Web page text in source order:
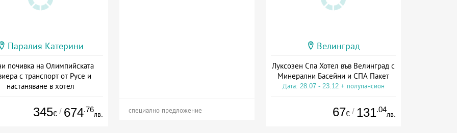
Паралия Катерини
почивка на Олимпийската
с транспорт от Русе и
настаняване в хотел
345€ / 674.76
лв. специално предложение
Велинград
Луксозен Спа Хотел във Велинград с
Минерални Басейни и СПА Пакет
Дата: 28.07 - 23.12 + полупансион
67€ / 131.04
лв.